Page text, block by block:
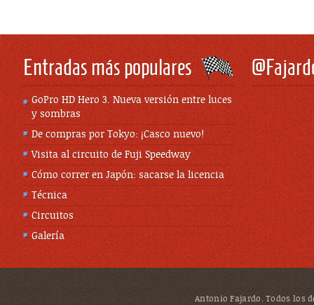
Entradas más populares
GoPro HD Hero 3. Nueva versión entre luces
y sombras
De compras por Tokyo: ¡Casco nuevo!
Visita al circuito de Fuji Speedway
Cómo correr en Japón: sacarse la licencia
Técnica
Circuitos
Galería
Antonio Fajardo. Todos los